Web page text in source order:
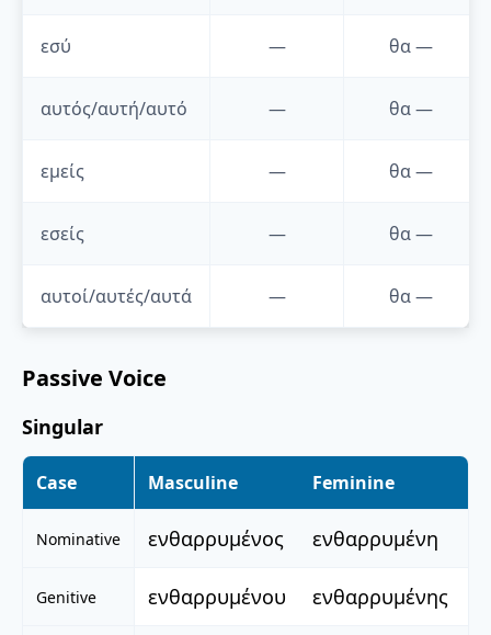
εσύ — θα —
αυτός/αυτή/αυτό — θα —
εμείς — θα —
εσείς — θα —
αυτοί/αυτές/αυτά — θα —
Passive Voice
Singular
Case Masculine Feminine
Nominative ενθαρρυμένος ενθαρρυμένη
Genitive ενθαρρυμένου ενθαρρυμένης